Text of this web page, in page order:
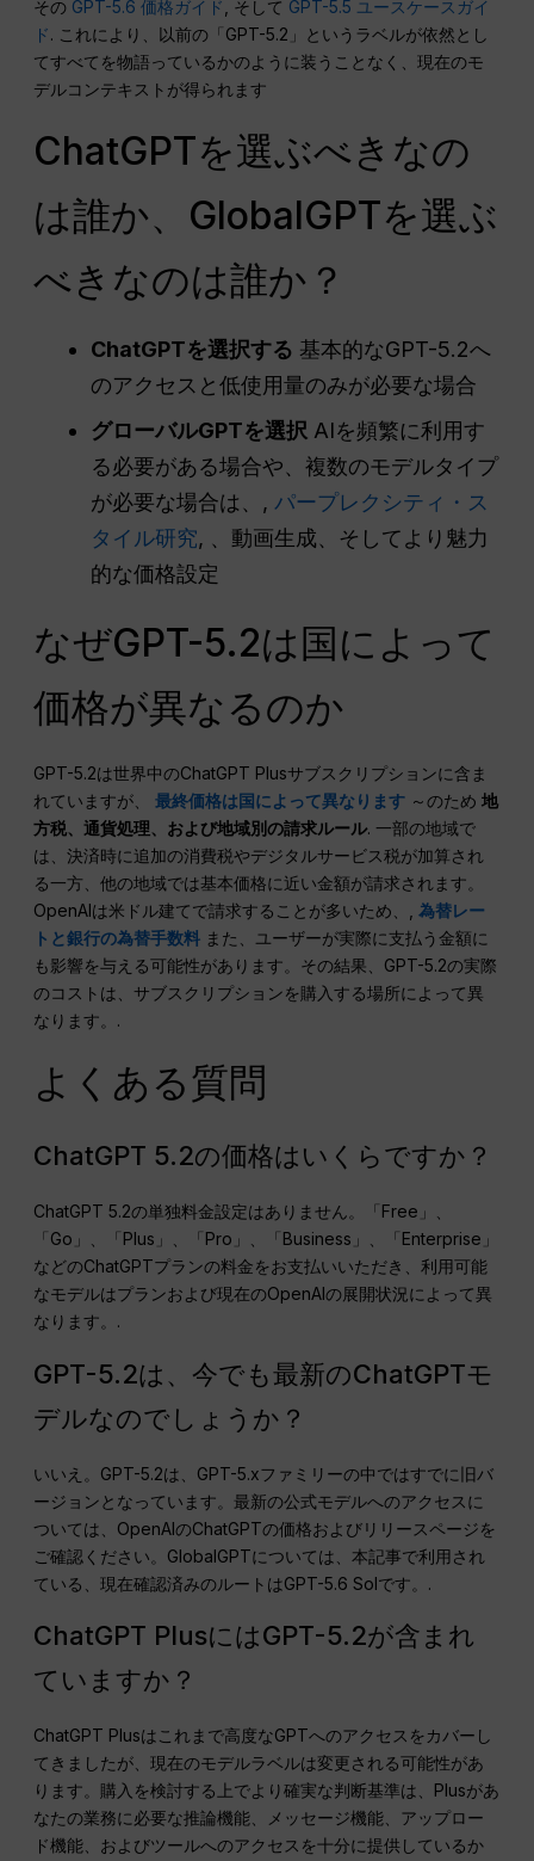
その GPT-5.6 価格ガイド , そして GPT-5.5 ユースケースガイ
ド. これにより、以前の「GPT-5.2」というラベルが依然とし
てすべてを物語っているかのように装うことなく、現在のモ
デルコンテキストが得られます
ChatGPTを選ぶべきなの
は誰か、GlobalGPTを選ぶ
べきなのは誰か？
ChatGPTを選択する 基本的なGPT-5.2へ
のアクセスと低使用量のみが必要な場合
グローバルGPTを選択 AIを頻繁に利用す
る必要がある場合や、複数のモデルタイプ
が必要な場合は、,パープレクシティ・ス
タイル研究, 、動画生成、そしてより魅力
的な価格設定
なぜGPT-5.2は国によって
価格が異なるのか
GPT-5.2は世界中のChatGPT Plusサブスクリプションに含ま
れていますが、最終価格は国によって異なります ～のため地
方税、通貨処理、および地域別の請求ルール. 一部の地域で
は、決済時に追加の消費税やデジタルサービス税が加算され
る一方、他の地域では基本価格に近い金額が請求されます。
OpenAIは米ドル建てで請求することが多いため、,為替レー
トと銀行の為替手数料 また、ユーザーが実際に支払う金額に
も影響を与える可能性があります。その結果、GPT-5.2の実際
のコストは、サブスクリプションを購入する場所によって異
なります。.
よくある質問
ChatGPT 5.2の価格はいくらですか？
ChatGPT 5.2の単独料金設定はありません。「Free」、
「Go」、「Plus」、「Pro」、「Business」、「Enterprise」
などのChatGPTプランの料金をお支払いいただき、利用可能
なモデルはプランおよび現在のOpenAIの展開状況によって異
なります。.
GPT-5.2は、今でも最新のChatGPTモ
デルなのでしょうか？
いいえ。GPT-5.2は、GPT-5.xファミリーの中ではすでに旧バ
ージョンとなっています。最新の公式モデルへのアクセスに
ついては、OpenAIのChatGPTの価格およびリリースページを
ご確認ください。GlobalGPTについては、本記事で利用され
ている、現在確認済みのルートはGPT-5.6 Solです。.
ChatGPT PlusにはGPT-5.2が含まれ
ていますか？
ChatGPT Plusはこれまで高度なGPTへのアクセスをカバーし
てきましたが、現在のモデルラベルは変更される可能性があ
ります。購入を検討する上でより確実な判断基準は、Plusがあ
なたの業務に必要な推論機能、メッセージ機能、アップロー
ド機能、およびツールへのアクセスを十分に提供しているか